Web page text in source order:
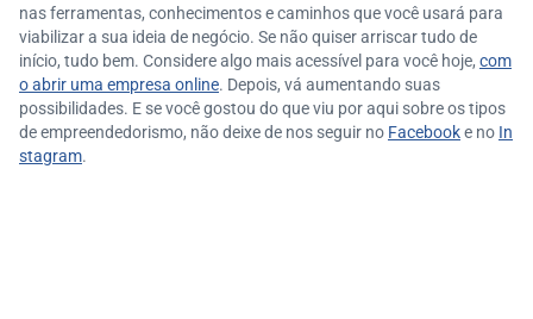
nas ferramentas, conhecimentos e caminhos que você usará para
viabilizar a sua ideia de negócio. Se não quiser arriscar tudo de
início, tudo bem. Considere algo mais acessível para você hoje, com
o abrir uma empresa online. Depois, vá aumentando suas
possibilidades. E se você gostou do que viu por aqui sobre os tipos
de empreendedorismo, não deixe de nos seguir no Facebooke no In
stagram.